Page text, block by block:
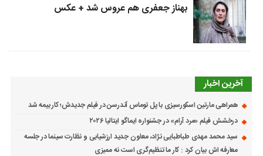
بهناز جعفری هم عروس شد + عکس
آخرین اخبار
همراهی مارتین اسکورسیزی با پل توماس ٱندرسن در فیلم جدیدش؛ کار بیمه شد
درخشش فیلم «مرد آرام» در جشنواره ایماگو ایتالیا ۲۰۲۶
سید محمد مهدی طباطبایی نژاد، معاون جدید ارزشیابی و نظارت سینما در جلسه
معارفه اش بیان کرد : کار ما تنظیم‌گری است نه ممیزی